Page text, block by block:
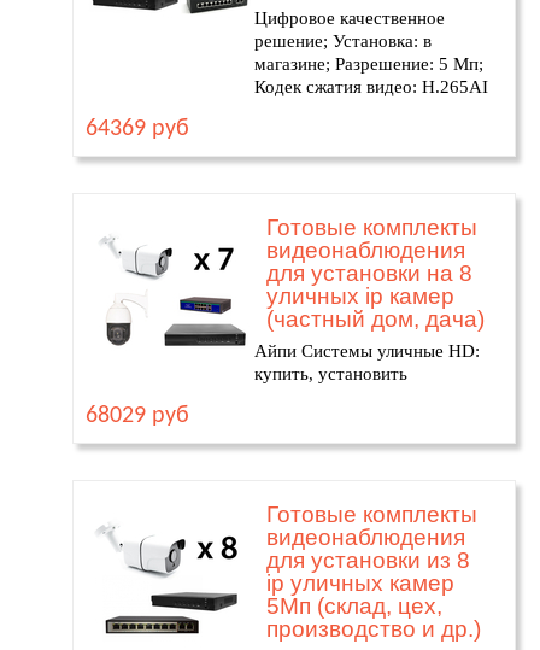
Цифровое качественное
решение; Установка: в
магазине; Разрешение: 5 Мп;
Кодек сжатия видео: H.265AI
64369 руб
Готовые комплекты
видеонаблюдения
для установки на 8
уличных ip камер
(частный дом, дача)
Айпи Системы уличные HD:
купить, установить
68029 руб
Готовые комплекты
видеонаблюдения
для установки из 8
ip уличных камер
5Мп (склад, цех,
производство и др.)